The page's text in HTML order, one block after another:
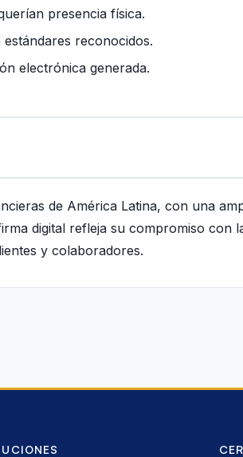
presencia física.
reconocidos.
electrónica generada.
de América Latina, con una
digital refleja su compromiso con
y colaboradores.